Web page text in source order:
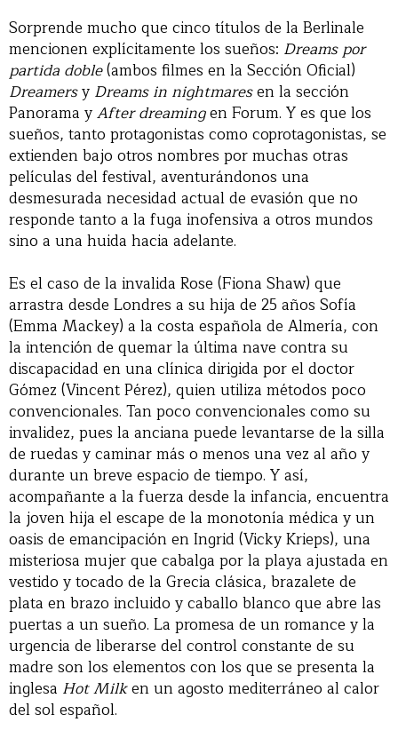
Sorprende mucho que cinco títulos de la Berlinale
mencionen explícitamente los sueños: Dreams por
partida doble(ambos filmes en la Sección Oficial)
Dreamersy Dreams in nightmaresen la sección
Panorama yAfter dreamingen Forum. Y es que los
sueños, tanto protagonistas como coprotagonistas, se
extienden bajo otros nombres por muchas otras
películas del festival, aventurándonos una
desmesurada necesidad actual de evasión que no
responde tanto a la fuga inofensiva a otros mundos
sino a una huida hacia adelante.
Es el caso de la invalida Rose (Fiona Shaw) que
arrastra desde Londres a su hija de 25 años Sofía
(Emma Mackey) a la costa española de Almería, con
la intención de quemar la última nave contra su
discapacidad en una clínica dirigida por el doctor
Gómez (Vincent Pérez), quien utiliza métodos poco
convencionales. Tan poco convencionales como su
invalidez, pues la anciana puede levantarse de la silla
de ruedas y caminar más o menos una vez al año y
durante un breve espacio de tiempo. Y así,
acompañante a la fuerza desde la infancia, encuentra
la joven hija el escape de la monotonía médica y un
oasis de emancipación en Ingrid (Vicky Krieps), una
misteriosa mujer que cabalga por la playa ajustada en
vestido y tocado de la Grecia clásica, brazalete de
plata en brazo incluido y caballo blanco que abre las
puertas a un sueño. La promesa de un romance y la
urgencia de liberarse del control constante de su
madre son los elementos con los que se presenta la
inglesa Hot Milken un agosto mediterráneo al calor
del sol español.